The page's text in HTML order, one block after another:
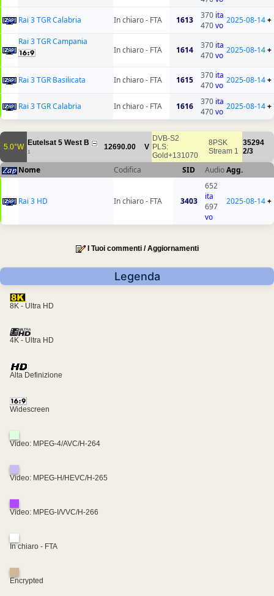
Rai 3 TGR Calabria
In chiaro - FTA 1613 370 ita
470vo
2025-08-14+
Rai 3 TGR Campania
In chiaro - FTA
1614 370 ita
470vo
2025-08-14+
Rai 3 TGR Basilicata In chiaro - FTA 1615 370 ita
470vo
2025-08-14+
Rai 3 TGR Calabria In chiaro - FTA 1616 370 ita
470vo
2025-08-14+
5.0°W Eutelsat 5 West B
1
12690.00 V
DVB-S2
PLS:
Gold+131070
8PSK
Stream 1
35294
2/3
Nome Codifica SID AudioAgg.
Rai 3 HD In chiaro - FTA 3403
652
ita
697
vo
2025-08-14+
I Tuoi commenti / Aggiornamenti
Legenda
8K - Ultra HD
4K - Ultra HD
Alta Definizione
Widescreen
Video: MPEG-4/AVC/H-264
Video: MPEG-H/HEVC/H-265
Video: MPEG-I/VVC/H-266
In chiaro - FTA
Encrypted